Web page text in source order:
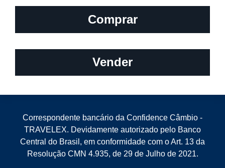
Comprar
Vender
Correspondente bancário da Confidence Câmbio -
TRAVELEX. Devidamente autorizado pelo Banco
Central do Brasil, em conformidade com o Art. 13 da
Resolução CMN 4.935, de 29 de Julho de 2021.